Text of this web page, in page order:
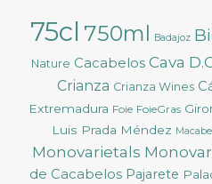
75cl 750ml Badajoz
Nature Cacabelos Cava
Crianza Crianza Wines
Extremadura Foie FoieGras
Luis Prada Méndez
Monovarietals
de Cacabelos Pajarete